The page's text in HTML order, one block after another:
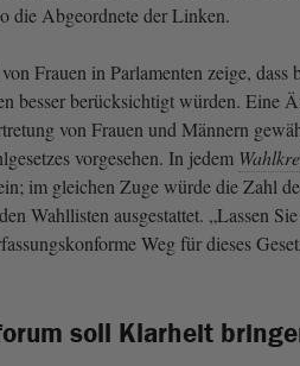
die Abgeordnete der Linken.
Frauen in Parlamenten zeige, dass
besser berücksichtigt würden. Eine
von Frauen und Männern
vorgesehen. In jedem
im gleichen Zuge würde die Zahl
Wahllisten ausgestattet. „Lassen
Weg für dieses
soll Klarheit